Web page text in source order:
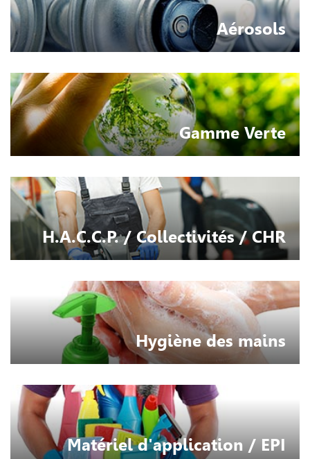
Aérosols
Gamme Verte
H.A.C.C.P. / Collectivités / CHR
Hygiène des mains
Matériel d'application / EPI